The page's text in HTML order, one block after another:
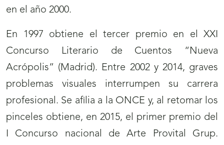
en el año 2000.
En 1997 obtiene el tercer premio en el XXI
Concurso Literario de Cuentos “Nueva
Acrópolis” (Madrid). Entre 2002 y 2014, graves
problemas visuales interrumpen su carrera
profesional. Se afilia a la ONCE y, al retomar los
pinceles obtiene, en 2015, el primer premio del
I Concurso nacional de Arte Provital Grup.